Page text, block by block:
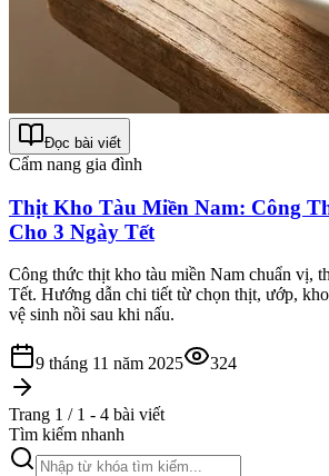
Đọc bài viết
Cẩm nang gia đình
Thịt Kho Tàu Miền Nam: Công
Cho 3 Ngày Tết
Công thức thịt kho tàu miền Nam chuẩn vị,
Tết. Hướng dẫn chi tiết từ chọn thịt, ướp,
vệ sinh nồi sau khi nấu.
9 tháng 11 năm 2025 324
Trang 1 / 1 - 4 bài viết
Tìm kiếm nhanh